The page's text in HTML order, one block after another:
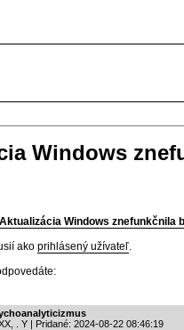
Windows
Aktualizácia Windows znefunkčnila
ako prihlásený užívateľ.
. Y | Pridané: 2024-08-22 08:46:19